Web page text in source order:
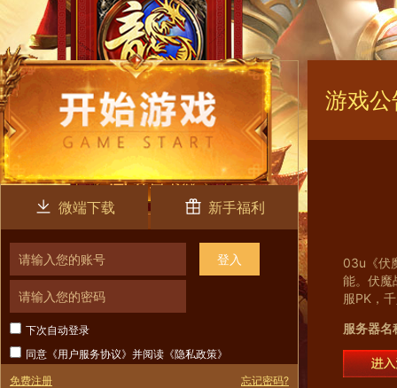
微端下载 新手福利
登入
下次自动登录
同意《用户服务协议》并阅读《隐私政策》
免费注册
忘记密码?
游戏公
03u《伏
能。伏魔
服PK，
服务器名